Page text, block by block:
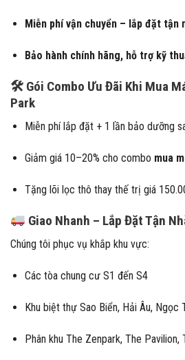
Miễn phí vận chuyển – lắp đặt tận
Bảo hành chính hãng, hỗ trợ kỹ
🛠 Gói Combo Ưu Đãi Khi Mua
Park
Miễn phí lắp đặt + 1 lần bảo dưỡng
Giảm giá 10–20% cho combo mua
Tặng lõi lọc thô thay thế trị giá
Giao Nhanh – Lắp Đặt Tận
Chúng tôi phục vụ khắp khu vực:
Các tòa chung cư S1 đến S4
Khu biệt thự Sao Biển, Hải Âu, Ngọc
Phân khu The Zenpark, The Pavilion,